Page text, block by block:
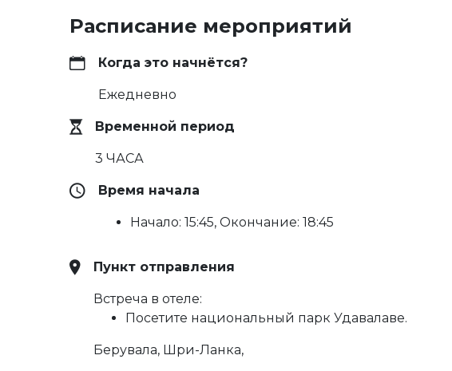
Расписание мероприятий
Когда это начнётся?
Ежедневно
Временной период
3 ЧАСА
Время начала
Начало: 15:45, Окончание: 18:45
Пункт отправления
Встреча в отеле:
Посетите национальный парк Удавалаве.
Берувала, Шри-Ланка,